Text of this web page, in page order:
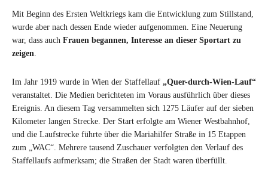
Mit Beginn des Ersten Weltkriegs kam die Entwicklung zum Stillstand,
wurde aber nach dessen Ende wieder aufgenommen. Eine Neuerung
war, dass auch Frauen begannen, Interesse an dieser Sportart zu
zeigen.
Im Jahr 1919 wurde in Wien der Staffellauf „Quer-durch-Wien-Lauf“
veranstaltet. Die Medien berichteten im Voraus ausführlich über dieses
Ereignis. An diesem Tag versammelten sich 1275 Läufer auf der sieben
Kilometer langen Strecke. Der Start erfolgte am Wiener Westbahnhof,
und die Laufstrecke führte über die Mariahilfer Straße in 15 Etappen
zum „WAC“. Mehrere tausend Zuschauer verfolgten den Verlauf des
Staffellaufs aufmerksam; die Straßen der Stadt waren überfüllt.